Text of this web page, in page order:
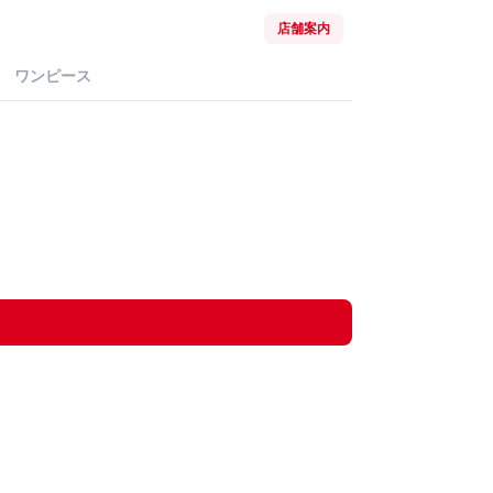
店舗案内
ワンピース